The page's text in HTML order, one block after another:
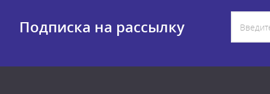
Подписка на рассылку